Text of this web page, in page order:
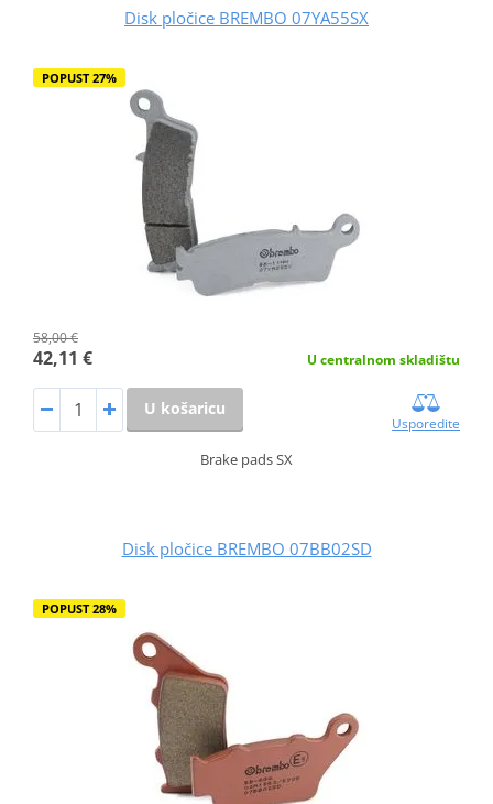
Disk pločice BREMBO 07YA55SX
POPUST 27%
58,00 €
42,11 € U centralnom skladištu
U košaricu
Usporedite
Brake pads SX
Disk pločice BREMBO 07BB02SD
POPUST 28%